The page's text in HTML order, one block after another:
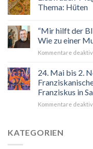
Thema: Hüten
“Mir hilft der
Wie zu einer
Kommentare
24. Mai bis 2.
Franziskus in
Kommentare
KATEGORIEN